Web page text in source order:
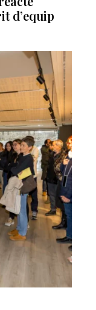
d’equip